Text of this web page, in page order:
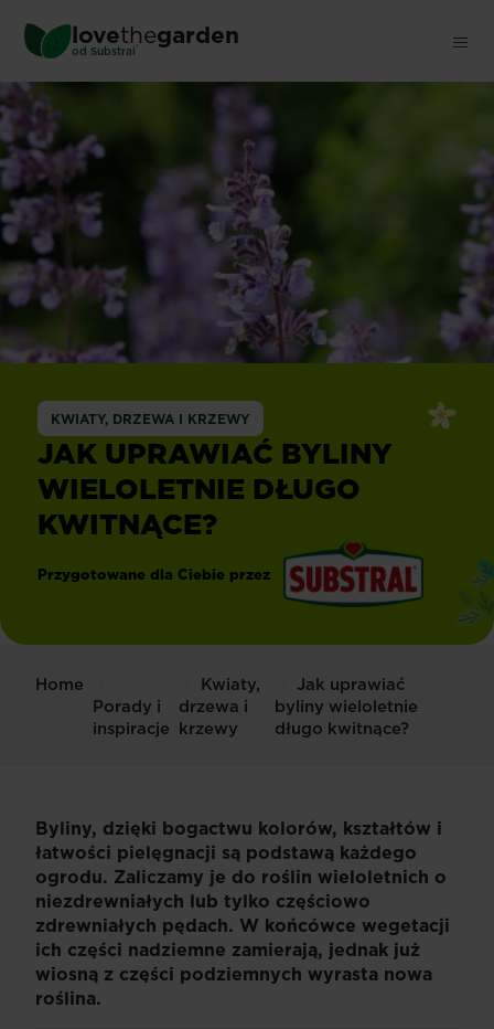
main
content
lovethegarden
od Substral ®
KWIATY, DRZEWA I KRZEWY
JAK UPRAWIAĆ BYLINY
WIELOLETNIE DŁUGO
KWITNĄCE?
Przygotowane dla Ciebie przez
Home
Porady i
inspiracje
Kwiaty,
drzewa i
krzewy
Jak uprawiać
byliny wieloletnie
długo kwitnące?
Byliny, dzięki bogactwu kolorów, kształtów i
łatwości pielęgnacji są podstawą każdego
ogrodu. Zaliczamy je do roślin wieloletnich o
niezdrewniałych lub tylko częściowo
zdrewniałych pędach. W końcówce wegetacji
ich części nadziemne zamierają, jednak już
wiosną z części podziemnych wyrasta nowa
roślina.